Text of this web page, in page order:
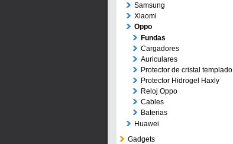
Samsung
Xiaomi
Oppo
Fundas
Cargadores
Auriculares
Protector de cristal templado
Protector Hidrogel Haxly
Reloj Oppo
Cables
Baterias
Huawei
Gadgets